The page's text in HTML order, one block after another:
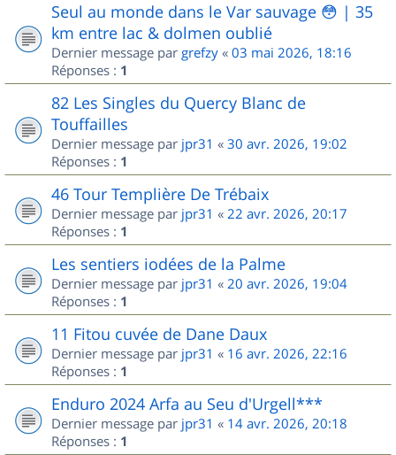
Seul au monde dans le Var sauvage 😳 | 35
km entre lac & dolmen oublié
Dernier message par grefzy « 03 mai 2026, 18:16
Réponses : 1
82 Les Singles du Quercy Blanc de
Touffailles
Dernier message par jpr31 « 30 avr. 2026, 19:02
Réponses : 1
46 Tour Templière De Trébaix
Dernier message par jpr31 « 22 avr. 2026, 20:17
Réponses : 1
Les sentiers iodées de la Palme
Dernier message par jpr31 « 20 avr. 2026, 19:04
Réponses : 1
11 Fitou cuvée de Dane Daux
Dernier message par jpr31 « 16 avr. 2026, 22:16
Réponses : 1
Enduro 2024 Arfa au Seu d'Urgell***
Dernier message par jpr31 « 14 avr. 2026, 20:18
Réponses : 1